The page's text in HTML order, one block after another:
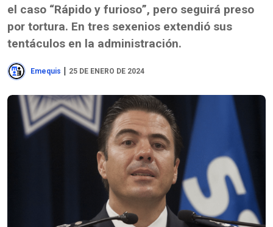
el caso “Rápido y furioso”, pero seguirá preso
por tortura. En tres sexenios extendió sus
tentáculos en la administración.
Emequis | 25 DE ENERO DE 2024